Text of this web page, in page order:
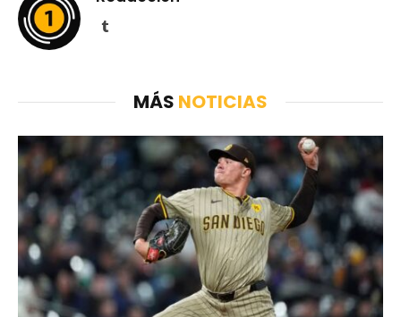
Tumblr
MÁS NOTICIAS